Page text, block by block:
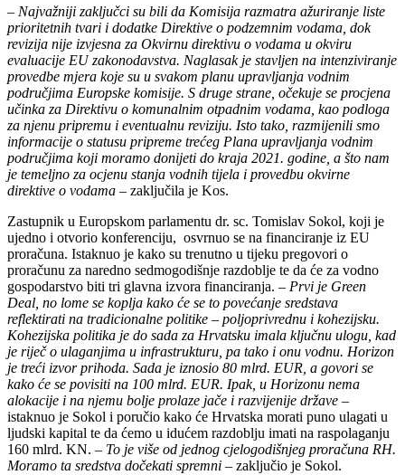
– Najvažniji zaključci su bili da Komisija razmatra ažuriranje liste
prioritetnih tvari i dodatke Direktive o podzemnim vodama, dok
revizija nije izvjesna za Okvirnu direktivu o vodama u okviru
evaluacije EU zakonodavstva. Naglasak je stavljen na intenziviranje
provedbe mjera koje su u svakom planu upravljanja vodnim
područjima Europske komisije. S druge strane, očekuje se procjena
učinka za Direktivu o komunalnim otpadnim vodama, kao podloga
za njenu pripremu i eventualnu reviziju. Isto tako, razmijenili smo
informacije o statusu pripreme trećeg Plana upravljanja vodnim
područjima koji moramo donijeti do kraja 2021. godine, a što nam
je temeljno za ocjenu stanja vodnih tijela i provedbu okvirne
direktive o vodama – zaključila je Kos.
Zastupnik u Europskom parlamentu dr. sc. Tomislav Sokol, koji je
ujedno i otvorio konferenciju, osvrnuo se na financiranje iz EU
proračuna. Istaknuo je kako su trenutno u tijeku pregovori o
proračunu za naredno sedmogodišnje razdoblje te da će za vodno
gospodarstvo biti tri glavna izvora financiranja. – Prvi je Green
Deal, no lome se koplja kako će se to povećanje sredstava
reflektirati na tradicionalne politike – poljoprivrednu i kohezijsku.
Kohezijska politika je do sada za Hrvatsku imala ključnu ulogu, kad
je riječ o ulaganjima u infrastrukturu, pa tako i onu vodnu. Horizon
je treći izvor prihoda. Sada je iznosio 80 mlrd. EUR, a govori se
kako će se povisiti na 100 mlrd. EUR. Ipak, u Horizonu nema
alokacije i na njemu bolje prolaze jače i razvijenije države –
istaknuo je Sokol i poručio kako će Hrvatska morati puno ulagati u
ljudski kapital te da ćemo u idućem razdoblju imati na raspolaganju
160 mlrd. KN. – To je više od jednog cjelogodišnjeg proračuna RH.
Moramo ta sredstva dočekati spremni – zaključio je Sokol.